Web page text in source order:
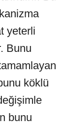
yeterli
Bunu
köklü
bunu